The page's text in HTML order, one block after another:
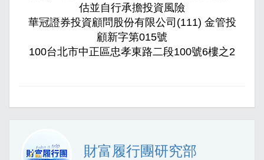
估並自行承擔投資風險
華冠證券投資顧問股份有限公司(111) 金管投
顧新字第015號
100台北市中正區忠孝東路二段100號6樓之2
財富履行團研究部